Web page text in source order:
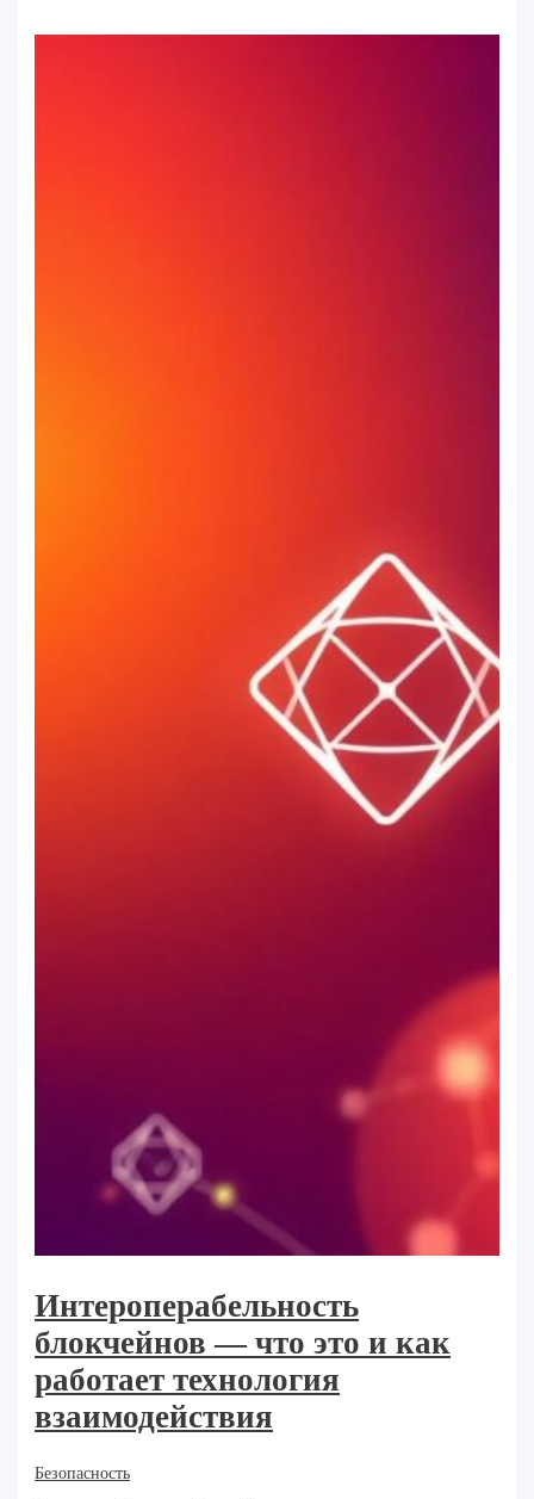
Интероперабельность
блокчейнов — что это и как
работает технология
взаимодействия
Безопасность